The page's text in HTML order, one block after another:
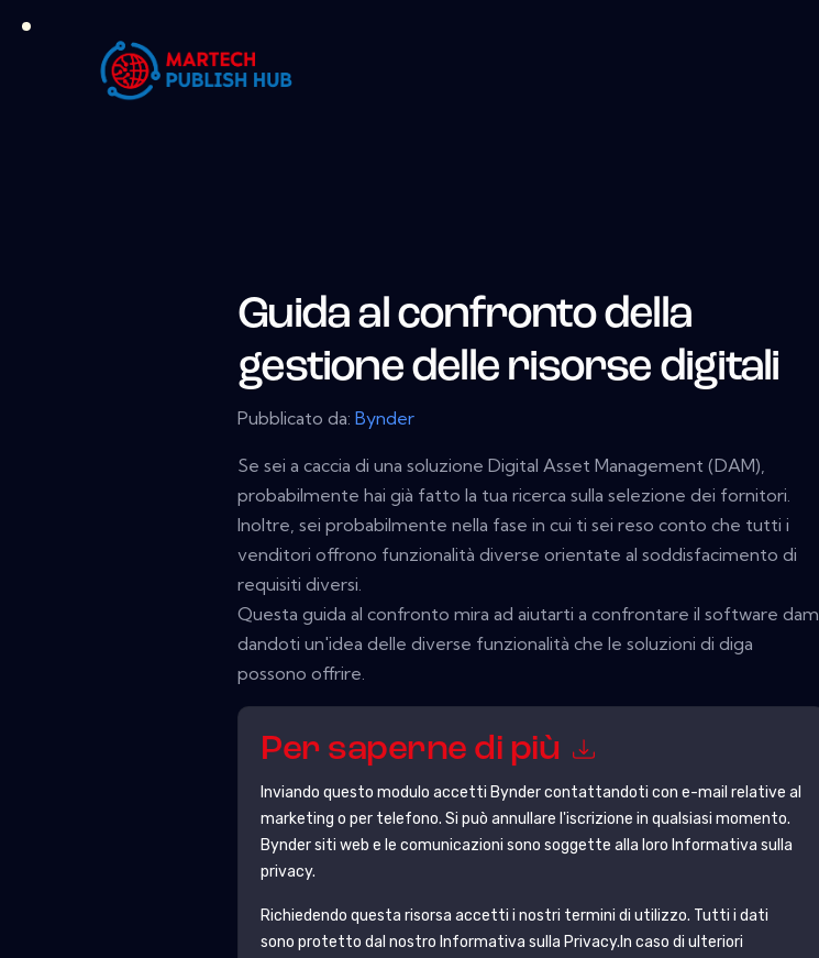
Guida al confronto della
gestione delle risorse digitali
Pubblicato da:Bynder
Se sei a caccia di una soluzione Digital Asset Management (DAM),
probabilmente hai già fatto la tua ricerca sulla selezione dei fornitori.
Inoltre, sei probabilmente nella fase in cui ti sei reso conto che tutti i
venditori offrono funzionalità diverse orientate al soddisfacimento di
requisiti diversi.
Questa guida al confronto mira ad aiutarti a confrontare il software dam
dandoti un'idea delle diverse funzionalità che le soluzioni di diga
possono offrire.
Per saperne di più
Inviando questo modulo accetti Byndercontattandoti con e-mail relative al
marketing o per telefono. Si può annullare l'iscrizione in qualsiasi momento.
Byndersiti web e le comunicazioni sono soggette alla loro Informativa sulla
privacy.
Richiedendo questa risorsa accetti i nostri termini di utilizzo. Tutti i dati
sono protetto dal nostro Informativa sulla Privacy.In caso di ulteriori